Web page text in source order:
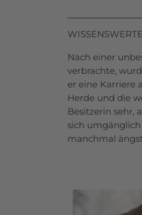
Nach einer
verbrachte,
er eine Karriere
Herde und die
Besitzerin sehr,
sich
manchmal